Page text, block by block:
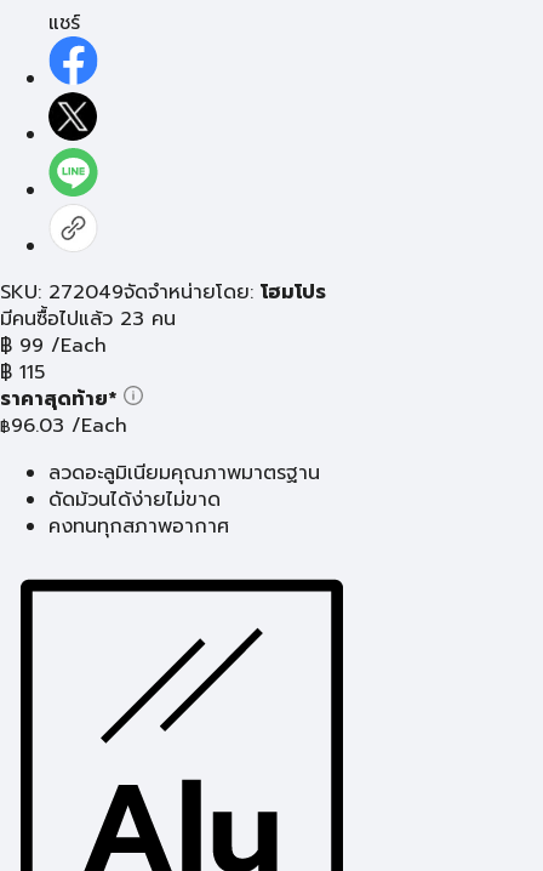
แชร์
SKU: 272049จัดจำหน่ายโดย: โฮมโปร
มีคนซื้อไปแล้ว 23 คน
฿ 99 /Each
฿ 115
ราคาสุดท้าย*
฿96.03 /Each
ลวดอะลูมิเนียมคุณภาพมาตรฐาน
ดัดม้วนได้ง่ายไม่ขาด
คงทนทุกสภาพอากาศ